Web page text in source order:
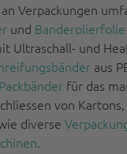
Verpackungen
und Banderolierfolie
Ultraschall- und
aus
Packbänder für das
von Kartons,
diverse
.